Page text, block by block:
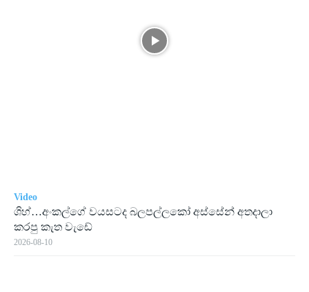
Video
ශිහ්…අංකල්ගේ වයසටද බලපල්ලකෝ අස්සේන් අතදාලා
කරපු කැත වැඩේ
2026-08-10